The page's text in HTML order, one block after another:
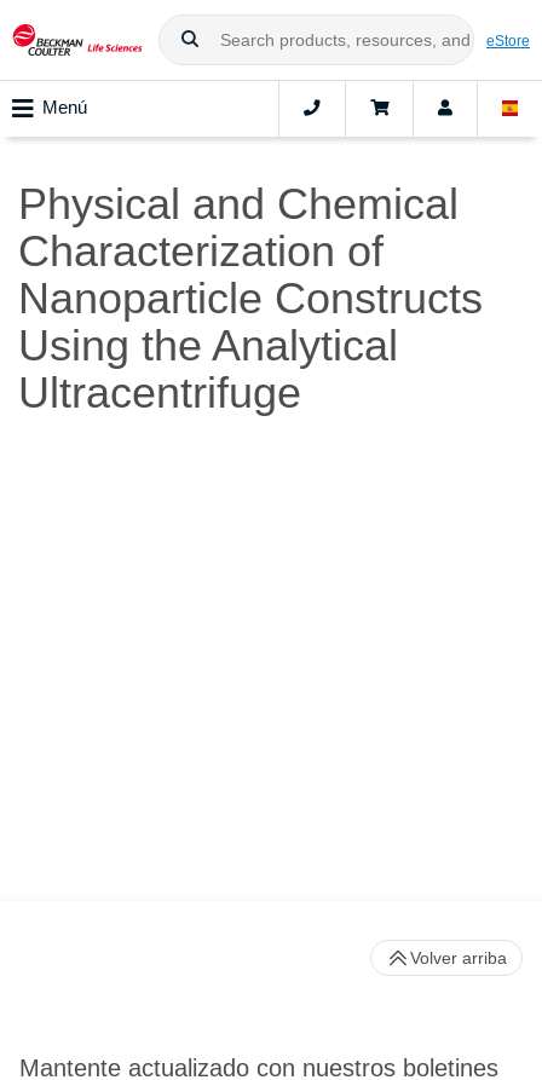
eStore
Menú
Physical and Chemical
Characterization of
Nanoparticle Constructs
Using the Analytical
Ultracentrifuge
Mantente actualizado con nuestros boletines
Volver arriba